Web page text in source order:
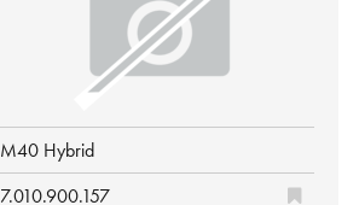
M40 Hybrid
7.010.900.157